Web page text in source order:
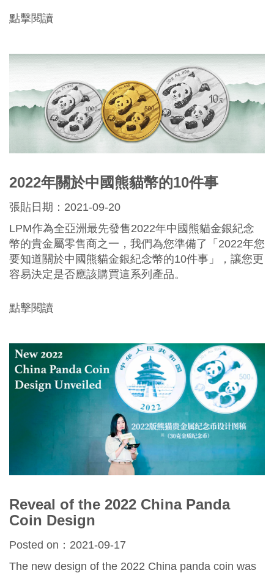
點擊閱讀
2022年關於中國熊貓幣的10件事
張貼日期：2021-09-20
LPM作為全亞洲最先發售2022年中國熊貓金銀紀念
幣的貴金屬零售商之一，我們為您準備了「2022年您
要知道關於中國熊貓金銀紀念幣的10件事」，讓您更
容易決定是否應該購買這系列產品。
點擊閱讀
Reveal of the 2022 China Panda
Coin Design
Posted on：2021-09-17
The new design of the 2022 China panda coin was